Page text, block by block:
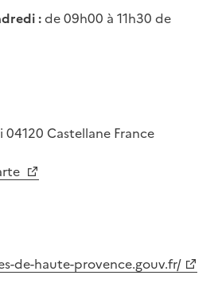
:de 09h00 à 11h30 de
04120 Castellane France
de-haute-provence.gouv.fr/